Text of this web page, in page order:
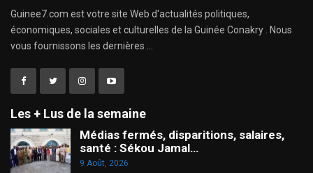
Guinee7.com est votre site Web d'actualités politiques,
économiques, sociales et culturelles de la Guinée Conakry . Nous
vous fournissons les dernières ...
Les + Lus de la semaine
Médias fermés, disparitions, salaires,
santé : Sékou Jamal…
9 Août, 2026